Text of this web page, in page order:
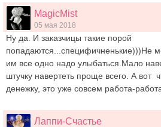
MagicMist
05 мая 2018
Ну да. И заказчицы такие порой
попадаются...специфичненькие)))Не
им все одно надо улыбаться.Мало
штучку навертеть проще всего. А вот
денежку, это уже совсем работа-
Лаппи-Счастье